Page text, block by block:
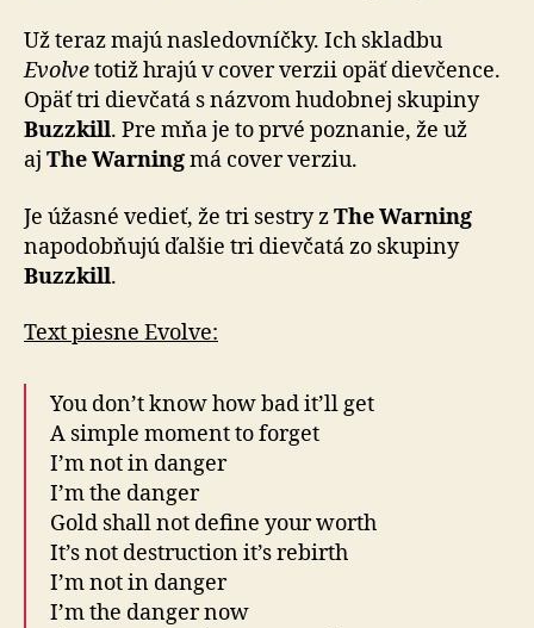
Už teraz majú nasledovníčky. Ich skladbu
Evolvetotiž hrajú v cover verzii opäť dievčence.
Opäť tri dievčatá s názvom hudobnej skupiny
Buzzkill. Pre mňa je to prvé poznanie, že už
aj The Warningmá cover verziu.
Je úžasné vedieť, že tri sestry zThe Warning
napodobňujú ďalšie tri dievčatá zo skupiny
Buzzkill.
Text piesne Evolve:
You don’t know how bad it’ll get
A simple moment to forget
I’m not in danger
I’m the danger
Gold shall not define your worth
It’s not destruction it’s rebirth
I’m not in danger
I’m the danger now